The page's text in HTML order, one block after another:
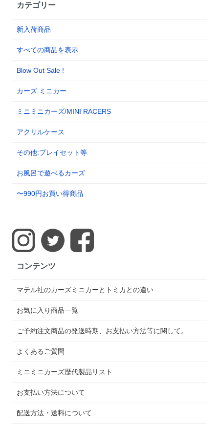
カテゴリー
新入荷商品
すべての商品を表示
Blow Out Sale !
カーズ ミニカー
ミニミニカーズ/MINI RACERS
アクリルケース
その他:プレイセット等
お風呂で遊べるカーズ
〜990円お買い得商品
コンテンツ
マテル社のカーズミニカーとトミカとの違い
お気に入り商品一覧
ご予約注文商品の発送時期、お支払い方法等に関して。
よくあるご質問
ミニミニカーズ歴代製品リスト
お支払い方法について
配送方法・送料について